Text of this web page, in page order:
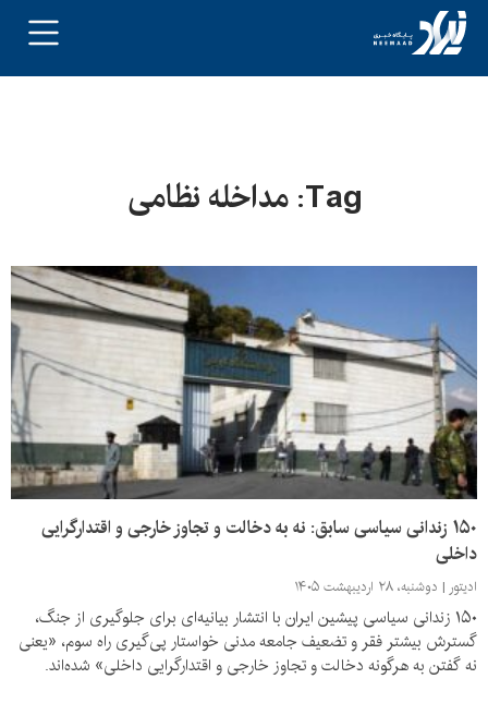
Tag: مداخله نظامی
۱۵۰ زندانی سیاسی سابق: نه به دخالت و تجاوز خارجی و اقتدارگرایی
داخلی
ادیتور دوشنبه، ۲۸ اردیبهشت ۱۴۰۵
۱۵۰ زندانی سیاسی پیشین ایران با انتشار بیانیه‌ای برای جلوگیری از جنگ،
گسترش بیشتر فقر و تضعیف جامعه مدنی خواستار پی‌گیری راه سوم، «یعنی
نه گفتن به هرگونه دخالت و تجاوز خارجی و اقتدارگرایی داخلی» شده‌اند.